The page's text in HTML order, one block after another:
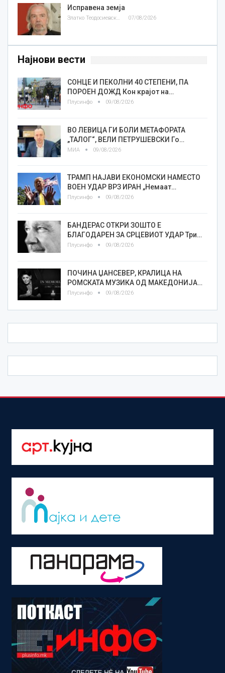
Исправена земја
Златко Теодосиевски 07/08/2026
Најнови вести
СОНЦЕ И ПЕКОЛНИ 40 СТЕПЕНИ, ПА
ПОРОЕН ДОЖД Кон крајот на…
Плусинфо 09/08/2026
ВО ЛЕВИЦА ГИ БОЛИ МЕТАФОРАТА
„ТАЛОГ“, ВЕЛИ ПЕТРУШЕВСКИ Го…
МИА 09/08/2026
ТРАМП НАЈАВИ ЕКОНОМСКИ НАМЕСТО
ВОЕН УДАР ВРЗ ИРАН „Немаат…
Плусинфо 09/08/2026
БАНДЕРАС ОТКРИ ЗОШТО Е
БЛАГОДАРЕН ЗА СРЦЕВИОТ УДАР Три…
Плусинфо 09/08/2026
ПОЧИНА ЏАНСЕВЕР, КРАЛИЦА НА
РОМСКАТА МУЗИКА ОД МАКЕДОНИЈА…
Плусинфо 09/08/2026